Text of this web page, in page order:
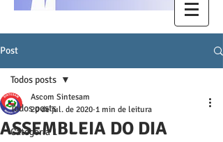
Post
Todos posts
Categoria 1
Todos posts
ASSEMBLEIA DO DIA
Ascom Sintesam
20 de jul. de 2020 1 min de leitura